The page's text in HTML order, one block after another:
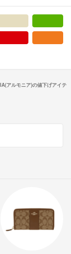
アルモニア)の値下げアイテ